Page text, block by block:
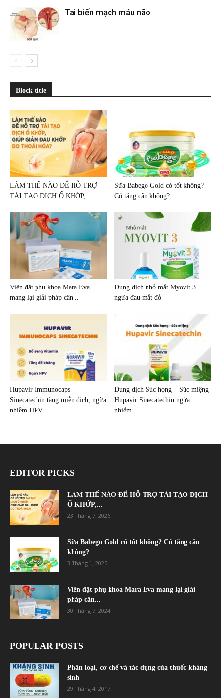
Tai biến mạch máu não
Block title
LÀM THẾ NÀO ĐỂ HỖ TRỢ
TÁI TẠO DỊCH Ổ KHỚP,...
Sữa Babego Gold có tốt không?
Có tăng cân không?
Viên đặt phụ khoa Mara Eva
mang lại giải pháp cân...
Dung dịch nhỏ mắt Myovit 3
ngừa đau mắt đỏ
Hupavir Immunocaps
Sinecatechin tăng miễn dịch, ngừa
nhiễm HPV
Dung dịch Súc họng – Súc miệng
Hupavir Sinecatechin ngừa
nhiễm...
EDITOR PICKS
LÀM THẾ NÀO ĐỂ HỖ TRỢ TÁI TẠO DỊCH
Ổ KHỚP,...
23 Tháng 7, 2026
Sữa Babego Gold có tốt không? Có tăng cân
không?
3 Tháng 1, 2025
Viên đặt phụ khoa Mara Eva mang lại giải
pháp cân...
30 Tháng 7, 2024
POPULAR POSTS
Phân loại, cơ chế và tác dụng của thuốc kháng
sinh
29 Tháng 4, 2017